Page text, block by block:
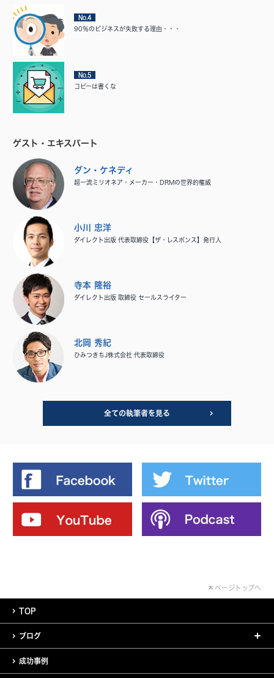
No.4
90％のビジネスが失敗する理由・・・
No.5
コピーは書くな
ゲスト・エキスパート
ダン・ケネディ
超一流ミリオネア・メーカー・DRMの世界的権威
小川 忠洋
ダイレクト出版 代表取締役【ザ・レスポンス】発行人
寺本 隆裕
ダイレクト出版 取締役 セールスライター
北岡 秀紀
ひみつきちJ株式会社 代表取締役
全ての執筆者を見る
ページトップへ
TOP
ブログ
成功事例